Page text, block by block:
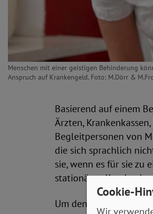
Menschen mit einer geistigen Behinderung
Anspruch auf Krankengeld. Foto: M.Dörr &
Basierend auf einem
Ärzten,
Begleitpersonen von
die sich sprachlich
sie, wenn es für sie zu
stationären
Um den Anspruch zu
Cookie-
Wir